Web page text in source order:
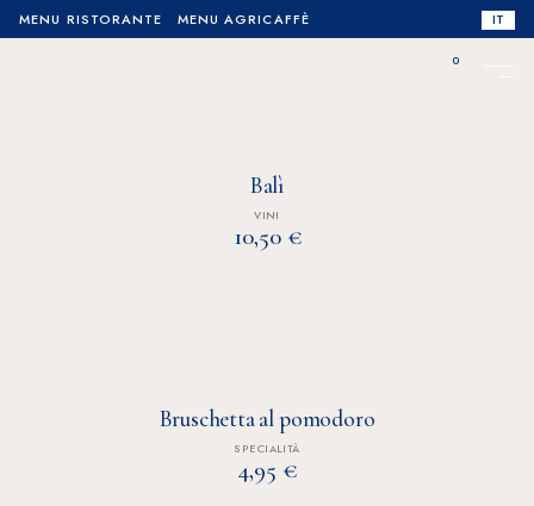
MENU RISTORANTE MENU AGRICAFFÈ IT
0
Balì
VINI
10,50 €
Bruschetta al pomodoro
SPECIALITÀ
4,95 €